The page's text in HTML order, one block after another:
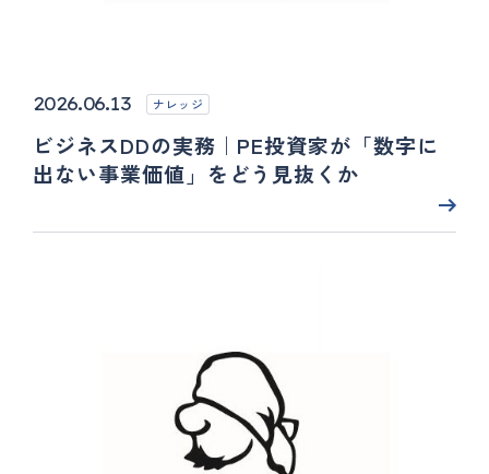
2026.06.13 ナレッジ
ビジネスDDの実務｜PE投資家が「数字に
出ない事業価値」をどう見抜くか